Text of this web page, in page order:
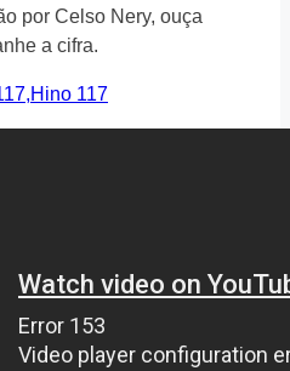
por Celso Nery, ouça
a cifra.